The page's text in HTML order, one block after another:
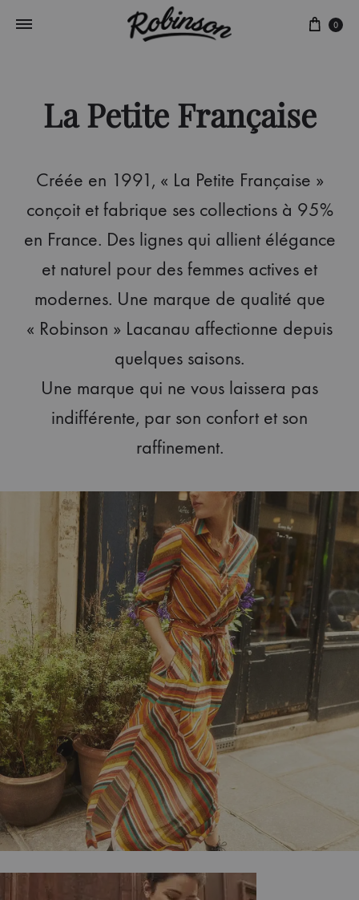
0
La Petite Française
Créée en 1991, « La Petite Française »
conçoit et fabrique ses collections à 95%
en France. Des lignes qui allient élégance
et naturel pour des femmes actives et
modernes. Une marque de qualité que
« Robinson » Lacanau affectionne depuis
quelques saisons.
Une marque qui ne vous laissera pas
indifférente, par son confort et son
raffinement.